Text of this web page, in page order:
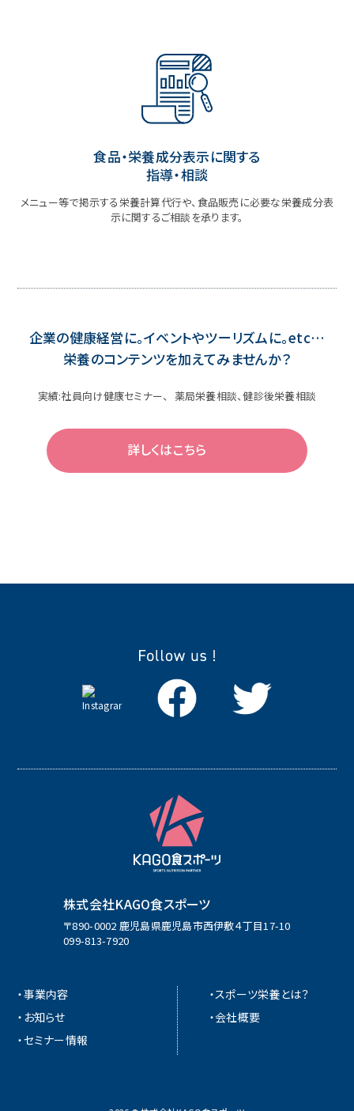
食品・栄養成分表示に関する
指導・相談
メニュー等で掲示する栄養計算代行や、食品販売に必要な栄養成分表
示に関するご相談を承ります。
企業の健康経営に。イベントやツーリズムに。etc…
栄養のコンテンツを加えてみませんか？
実績:社員向け健康セミナー、 薬局栄養相談、健診後栄養相談
詳しくはこちら
株式会社KAGO食スポーツ
〒890-0002 鹿児島県鹿児島市西伊敷４丁目17-10
099-813-7920
・事業内容
・お知らせ
・セミナー情報
・スポーツ栄養とは？
・会社概要